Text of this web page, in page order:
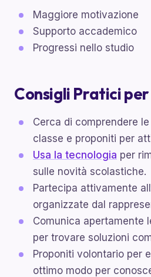
Maggiore motivazione
Supporto accademico
Progressi nello studio
Consigli Pratici
Cerca di comprendere
classe e proponiti per
Usa la tecnologia per
sulle novità scolastiche.
Partecipa attivamente
organizzate dal
Comunica apertamente
per trovare soluzioni
Proponiti volontario per
ottimo modo per